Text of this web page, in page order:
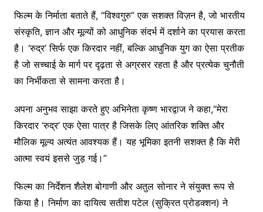
फिल्म के निर्माता बताते हैं, “विश्वगुरु” एक सशक्त विज़न है, जो भारतीय
संस्कृति, ज्ञान और मूल्यों को आधुनिक संदर्भ में दर्शाने का प्रयास करता
है। ‘रुद्र’ सिर्फ एक किरदार नहीं, बल्कि आधुनिक युग का ऐसा प्रतीक
है जो सच्चाई के मार्ग पर दृढ़ता से अग्रसर रहता है और प्रत्येक चुनौती
का निर्भीकता से सामना करता है।
अपना अनुभव साझा करते हुए अभिनेता कृष्ण भारद्वाज ने कहा,“मेरा
किरदार ‘रुद्र’ एक ऐसा पात्र है जिसके लिए आंतरिक शक्ति और
मौलिक मूल्य अत्यंत आवश्यक हैं। यह भूमिका इतनी सशक्त है कि मेरी
आत्मा स्वयं इससे जुड़ गई।”
फिल्म का निर्देशन शैलेश बोगाणी और अतुल सोनार ने संयुक्त रूप से
किया है। निर्माण का दायित्व सतीश पटेल (सुक्रित प्रोडक्शन) ने